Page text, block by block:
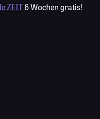
ZEIT6 Wochen gratis!